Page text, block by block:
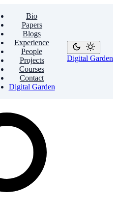
Bio
Papers
Blogs
Experience
People
Projects
Courses
Contact
Digital Garden
Digital Garden